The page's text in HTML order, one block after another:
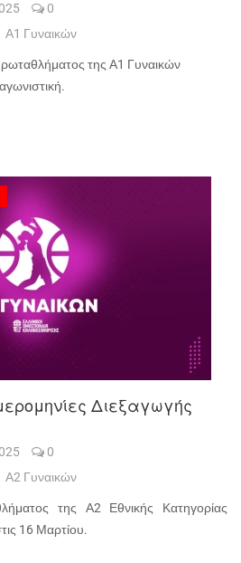
0
Α1 Γυναικών
της Α1 Γυναικών
Διεξαγωγής
0
Α2 Γυναικών
της Α2 Εθνικής Κατηγορίας
16 Μαρτίου.